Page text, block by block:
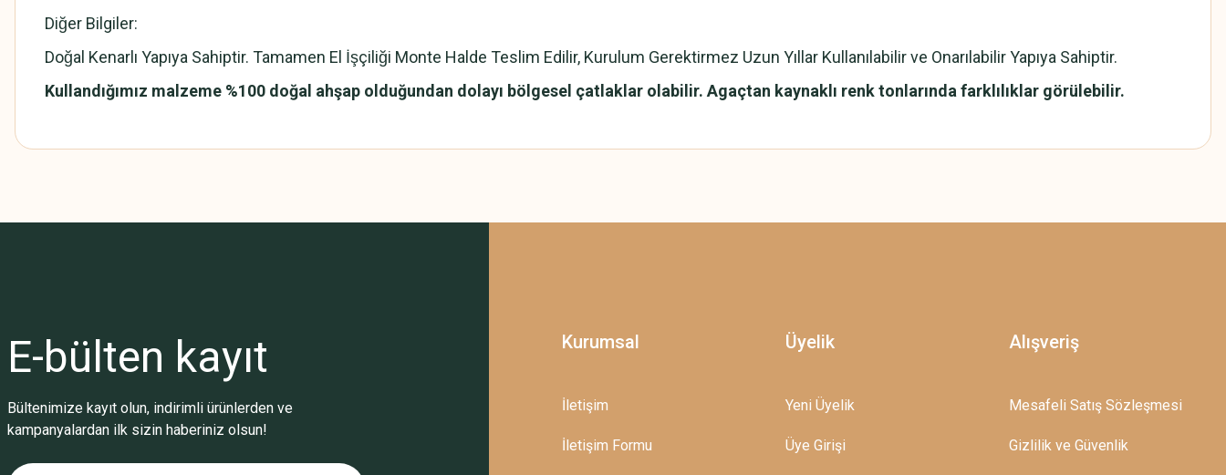
Diğer Bilgiler:
Doğal Kenarlı Yapıya Sahiptir. Tamamen El İşçiliği Monte Halde Teslim Edilir, Kurulum Gerektirmez Uzun Yıllar Kullanılabilir ve Onarılabilir Yapıya Sahiptir.
Kullandığımız malzeme %100 doğal ahşap olduğundan dolayı bölgesel çatlaklar olabilir. Agaçtan kaynaklı renk tonlarında farklılıklar görülebilir.
Bu ürüne ilk yorumu siz yapın!
Bu ürüne benzer farklı alternatifler olmalı.
E-bülten kayıt
Bültenimize kayıt olun, indirimli ürünlerden ve
kampanyalardan ilk sizin haberiniz olsun!
Kurumsal
İletişim
İletişim Formu
Üyelik
Yeni Üyelik
Üye Girişi
Alışveriş
Mesafeli Satış Sözleşmesi
Gizlilik ve Güvenlik